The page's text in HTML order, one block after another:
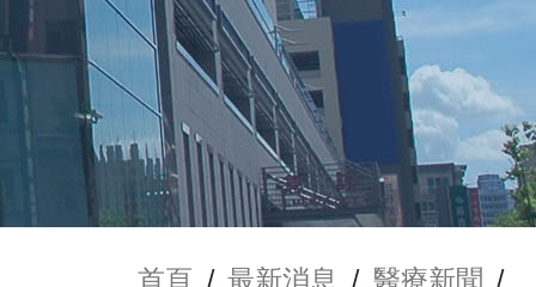
首頁 / 最新消息 / 醫療新聞 /